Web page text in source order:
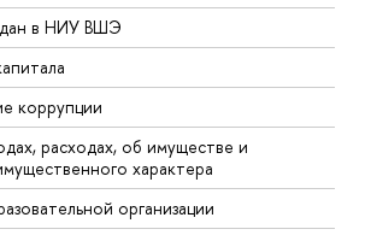
в НИУ ВШЭ
коррупции
расходах, об имуществе и
характера
организации